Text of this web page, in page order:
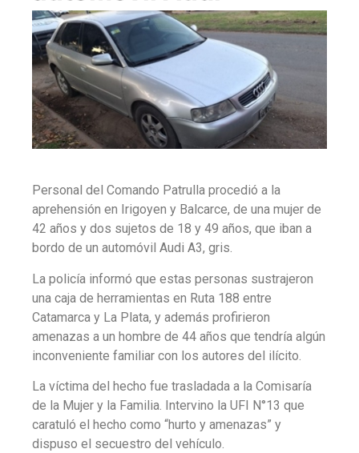
Personal del Comando Patrulla procedió a la
aprehensión en Irigoyen y Balcarce, de una mujer de
42 años y dos sujetos de 18 y 49 años, que iban a
bordo de un automóvil Audi A3, gris.
La policía informó que estas personas sustrajeron
una caja de herramientas en Ruta 188 entre
Catamarca y La Plata, y además profirieron
amenazas a un hombre de 44 años que tendría algún
inconveniente familiar con los autores del ilícito.
La víctima del hecho fue trasladada a la Comisaría
de la Mujer y la Familia. Intervino la UFI N°13 que
caratuló el hecho como “hurto y amenazas” y
dispuso el secuestro del vehículo.